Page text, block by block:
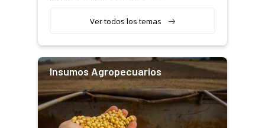
Ver todos los temas
Insumos Agropecuarios